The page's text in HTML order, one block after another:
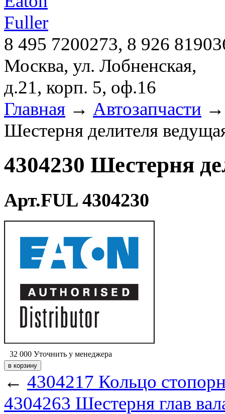
8 495 7200273, 8 926
Москва, ул. Лобненская,
д.21, корп. 5, оф.16
Главная → Автозапчасти
Шестерня делителя
4304230 Шестерня
Арт.FUL 4304230
32 000 Уточнить у менеджера
← 4304217 Кольцо
4304263 Шестерня глав